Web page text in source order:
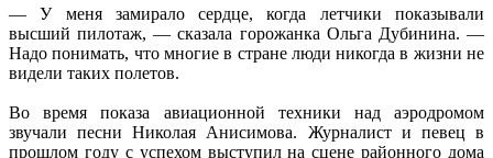
— У меня замирало сердце, когда летчики показывали
высший пилотаж, — сказала горожанка Ольга Дубинина. —
Надо понимать, что многие в стране люди никогда в жизни не
видели таких полетов.
Во время показа авиационной техники над аэродромом
звучали песни Николая Анисимова. Журналист и певец в
прошлом году с успехом выступил на сцене районного дома